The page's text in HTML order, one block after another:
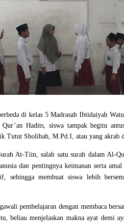
di kelas 5 Madrasah Ibtidaiyah
Qur’an Hadits, siswa tampak begitu
Tutut Sholihah, M.Pd.I, atau yang akrab
At-Tiin, salah satu surah dalam Al-
dan pentingnya keimanan serta amal
, sehingga membuat siswa lebih
pembelajaran dengan membaca
beliau menjelaskan makna ayat demi